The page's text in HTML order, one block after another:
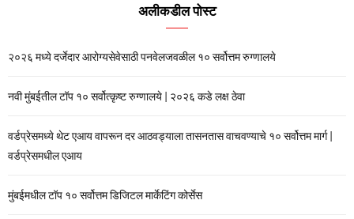
अलीकडील पोस्ट
२०२६ मध्ये दर्जेदार आरोग्यसेवेसाठी पनवेलजवळील १० सर्वोत्तम रुग्णालये
नवी मुंबईतील टॉप १० सर्वोत्कृष्ट रुग्णालये | २०२६ कडे लक्ष ठेवा
वर्डप्रेसमध्ये थेट एआय वापरून दर आठवड्याला तासनतास वाचवण्याचे १० सर्वोत्तम मार्ग |
वर्डप्रेसमधील एआय
मुंबईमधील टॉप १० सर्वोत्तम डिजिटल मार्केटिंग कोर्सेस